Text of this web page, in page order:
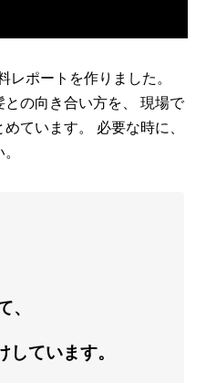
レポートを作りました。
の向き合い方を、 現場で
ています。 必要な時に、
、
ています。